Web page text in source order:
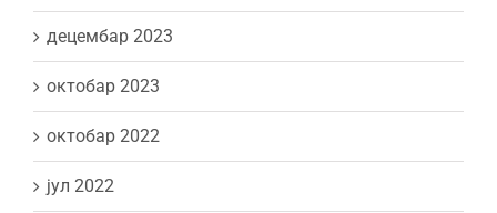
децембар 2023
октобар 2023
октобар 2022
јул 2022